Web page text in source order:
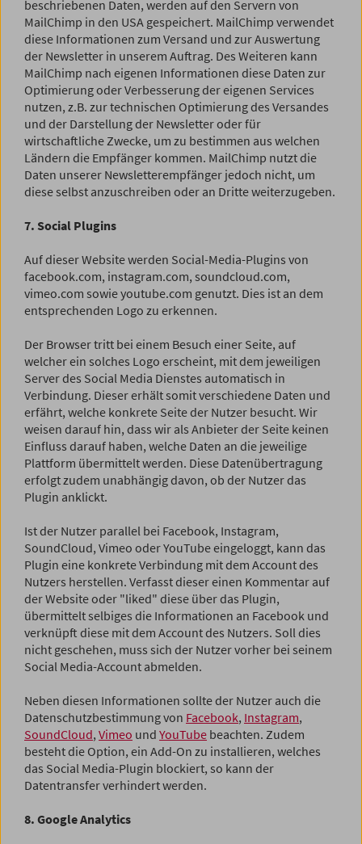
beschriebenen Daten, werden auf den Servern von
MailChimp in den USA gespeichert. MailChimp verwendet
diese Informationen zum Versand und zur Auswertung
der Newsletter in unserem Auftrag. Des Weiteren kann
MailChimp nach eigenen Informationen diese Daten zur
Optimierung oder Verbesserung der eigenen Services
nutzen, z.B. zur technischen Optimierung des Versandes
und der Darstellung der Newsletter oder für
wirtschaftliche Zwecke, um zu bestimmen aus welchen
Ländern die Empfänger kommen. MailChimp nutzt die
Daten unserer Newsletterempfänger jedoch nicht, um
diese selbst anzuschreiben oder an Dritte weiterzugeben.
7. Social Plugins
Auf dieser Website werden Social-Media-Plugins von
facebook.com, instagram.com, soundcloud.com,
vimeo.com sowie youtube.com genutzt. Dies ist an dem
entsprechenden Logo zu erkennen.
Der Browser tritt bei einem Besuch einer Seite, auf
welcher ein solches Logo erscheint, mit dem jeweiligen
Server des Social Media Dienstes automatisch in
Verbindung. Dieser erhält somit verschiedene Daten und
erfährt, welche konkrete Seite der Nutzer besucht. Wir
weisen darauf hin, dass wir als Anbieter der Seite keinen
Einfluss darauf haben, welche Daten an die jeweilige
Plattform übermittelt werden. Diese Datenübertragung
erfolgt zudem unabhängig davon, ob der Nutzer das
Plugin anklickt.
Ist der Nutzer parallel bei Facebook, Instagram,
SoundCloud, Vimeo oder YouTube eingeloggt, kann das
Plugin eine konkrete Verbindung mit dem Account des
Nutzers herstellen. Verfasst dieser einen Kommentar auf
der Website oder "liked" diese über das Plugin,
übermittelt selbiges die Informationen an Facebook und
verknüpft diese mit dem Account des Nutzers. Soll dies
nicht geschehen, muss sich der Nutzer vorher bei seinem
Social Media-Account abmelden.
Neben diesen Informationen sollte der Nutzer auch die
Datenschutzbestimmung von Facebook, Instagram,
SoundCloud, Vimeo und YouTube beachten. Zudem
besteht die Option, ein Add-On zu installieren, welches
das Social Media-Plugin blockiert, so kann der
Datentransfer verhindert werden.
8. Google Analytics